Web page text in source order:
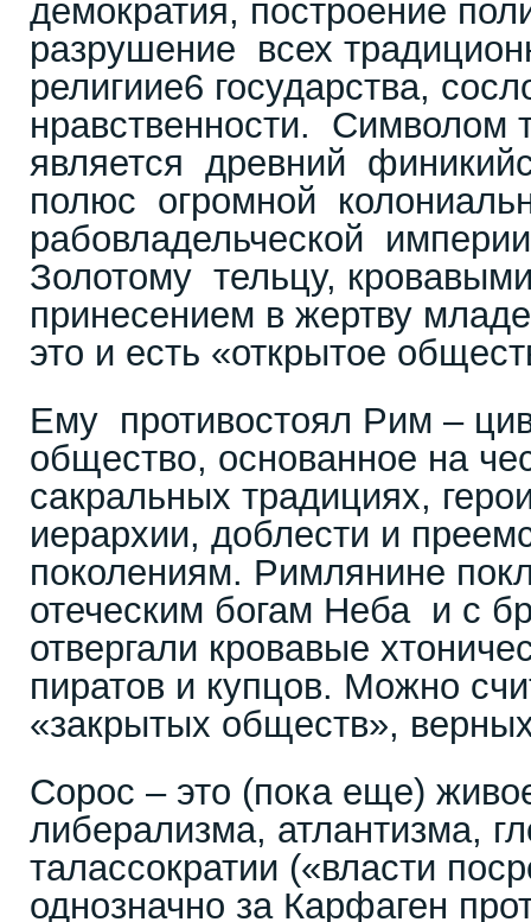
демократия, построение
разрушение всех
религиие6 государства,
нравственности. Символом
является древний
полюс огромной
рабовладельческой
Золотому тельцу,
принесением в жертву
это и есть «открытое
Ему противостоял Рим –
общество, основанное на
сакральных традициях,
иерархии, доблести и
поколениям. Римлянине
отеческим богам Неба и с
отвергали кровавые
пиратов и купцов. Можно
«закрытых обществ»,
Сорос – это (пока еще)
либерализма, атлантизма,
талассократии («власти
однозначно за Карфаген